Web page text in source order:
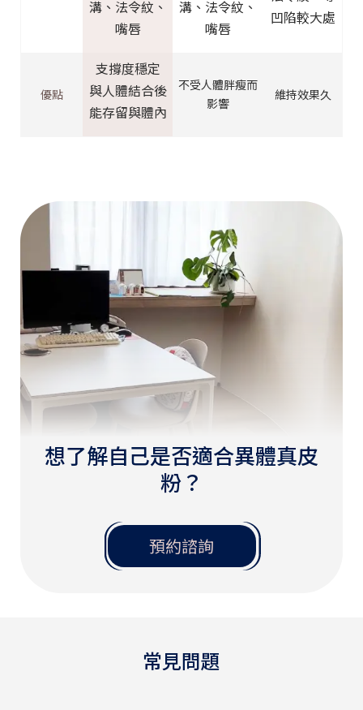
溝、法令紋、
嘴唇
溝、法令紋、
嘴唇
凹陷較大處
優點
支撐度穩定
與人體結合後
能存留與體內
不受人體胖瘦而
影響
維持效果久
想了解自己是否適合異體真皮
粉？
預約諮詢
常見問題